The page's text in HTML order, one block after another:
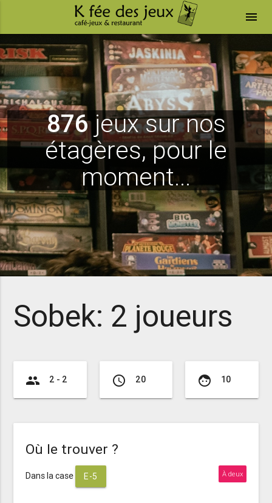
menu
876jeux sur nos
étagères, pour le
moment...
Sobek: 2 joueurs
group 2 - 2 access_time 20 face 10
Où le trouver ?
Dans la case E-5 À deux